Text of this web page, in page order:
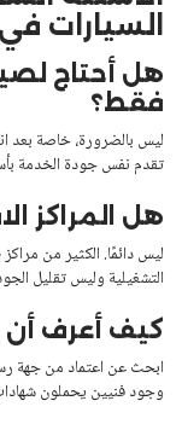
السيارات
هل أحتاج
فقط؟
ليس بالضرورة، خاصة بعد
تقدم نفس جودة الخدمة
هل المراكز
ليس دائمًا. الكثير من مراكز
التشغيلية وليس تقليل
كيف أعرف أن
ابحث عن اعتماد من جهة
وجود فنيين يحملون